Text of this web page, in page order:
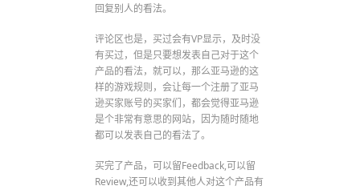
回复别人的看法。
评论区也是，买过会有VP显示，及时没
有买过，但是只要想发表自己对于这个
产品的看法，就可以，那么亚马逊的这
样的游戏规则，会让每一个注册了亚马
逊买家账号的买家们，都会觉得亚马逊
是个非常有意思的网站，因为随时随地
都可以发表自己的看法了。
买完了产品，可以留Feedback,可以留
Review,还可以收到其他人对这个产品有